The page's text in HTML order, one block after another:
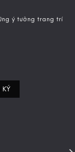
ý tưởng trang trí